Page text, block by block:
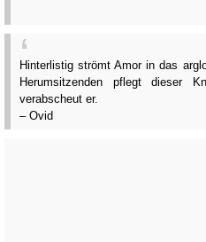
Hinterlistig strömt Amor in das
Herumsitzenden pflegt dieser
verabscheut er.
– Ovid